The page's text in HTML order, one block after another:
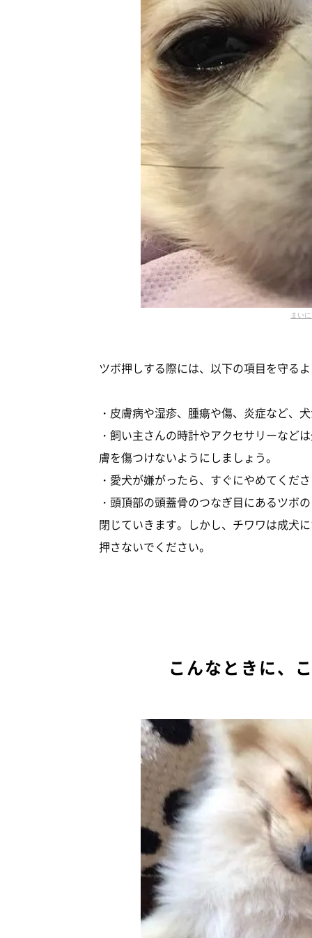
まい
ツボ押しする際には、以下の項目を守る
・皮膚病や湿疹、腫瘍や傷、炎症など、
・飼い主さんの時計やアクセサリーなど
膚を傷つけないようにしましょう。
・愛犬が嫌がったら、すぐにやめてくだ
・頭頂部の頭蓋骨のつなぎ目にあるツボ
閉じていきます。しかし、チワワは成犬
押さないでください。
こんなときに、